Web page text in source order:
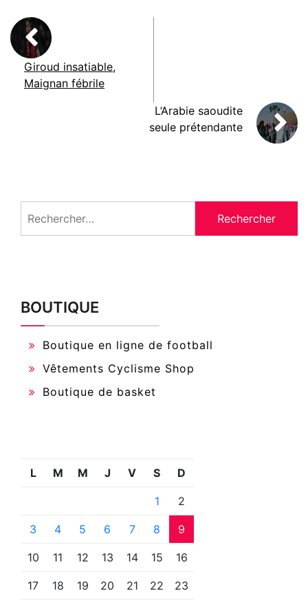
Giroud insatiable,
Maignan fébrile
L’Arabie saoudite
seule prétendante
BOUTIQUE
Boutique en ligne de football
Vêtements Cyclisme Shop
Boutique de basket
L M M J V S D
1 2
3 4 5 6 7 8 9
10 11 12 13 14 15 16
17 18 19 20 21 22 23